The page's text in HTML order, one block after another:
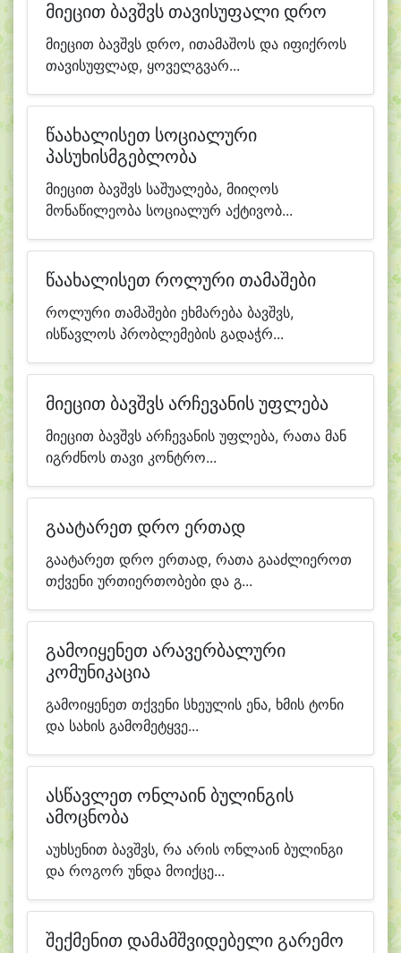
მიეცით ბავშვს თავისუფალი დრო
მიეცით ბავშვს დრო, ითამაშოს და იფიქროს
თავისუფლად, ყოველგვარ...
წაახალისეთ სოციალური
პასუხისმგებლობა
მიეცით ბავშვს საშუალება, მიიღოს
მონაწილეობა სოციალურ აქტივობ...
წაახალისეთ როლური თამაშები
როლური თამაშები ეხმარება ბავშვს,
ისწავლოს პრობლემების გადაჭრ...
მიეცით ბავშვს არჩევანის უფლება
მიეცით ბავშვს არჩევანის უფლება, რათა მან
იგრძნოს თავი კონტრო...
გაატარეთ დრო ერთად
გაატარეთ დრო ერთად, რათა გააძლიეროთ
თქვენი ურთიერთობები და გ...
გამოიყენეთ არავერბალური
კომუნიკაცია
გამოიყენეთ თქვენი სხეულის ენა, ხმის ტონი
და სახის გამომეტყვე...
ასწავლეთ ონლაინ ბულინგის
ამოცნობა
აუხსენით ბავშვს, რა არის ონლაინ ბულინგი
და როგორ უნდა მოიქცე...
შექმენით დამამშვიდებელი გარემო